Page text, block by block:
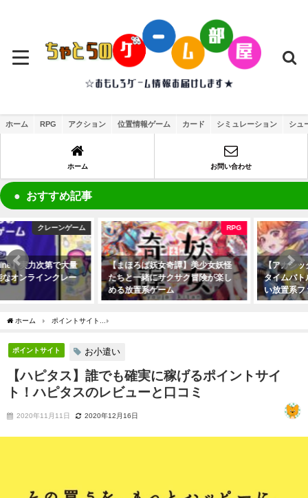
ホーム RPG アクション 位置情報ゲーム カード シミュレーション シュ
ホーム お問い合わせ
おすすめ記事
RPG
【まほろば妖女奇譚】美少女妖怪
たちと一緒にサクサク冒険が楽し
める放置系ゲーム
RPG
【アカシッククロニクル】リアル
タイムバトルやキャラ育成が楽し
い放置系ファンタジーRPG
ホーム ポイントサイト
ポイントサイト お小遣い
【ハピタス】誰でも確実に稼げるポイントサイ
ト！ハピタスのレビューと口コミ
2020年11月11日 2020年12月16日